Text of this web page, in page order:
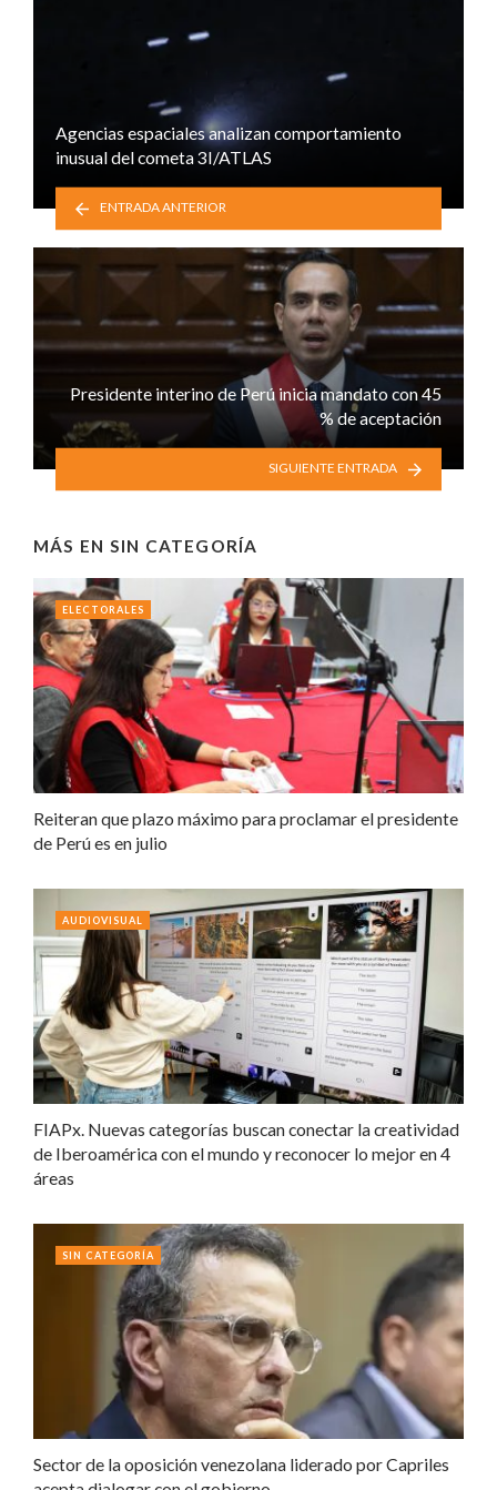
Agencias espaciales analizan comportamiento
inusual del cometa 3I/ATLAS
ENTRADA ANTERIOR
Presidente interino de Perú inicia mandato con 45
% de aceptación
SIGUIENTE ENTRADA
MÁS EN SIN CATEGORÍA
Reiteran que plazo máximo para proclamar el presidente
de Perú es en julio
ELECTORALES
FIAPx. Nuevas categorías buscan conectar la creatividad
de Iberoamérica con el mundo y reconocer lo mejor en 4
áreas
AUDIOVISUAL
Sector de la oposición venezolana liderado por Capriles
SIN CATEGORÍA